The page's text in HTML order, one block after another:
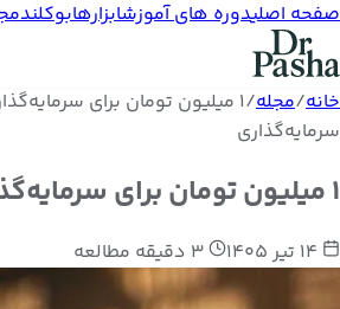
صفحه اصلیدوره های آموزشابزارهابوکلند
خانه/مجله/۱ میلیون تومان برای سرمایه‌گذاری: واقعاً شروع می‌شود یا فقط خیال؟
سرمایه‌گذاری
۱ میلیون تومان برای سرمایه‌گذاری: واقعاً شروع می‌شود یا فقط خیال؟
۱۴ تیر ۱۴۰۵ 3 دقیقه مطالعه